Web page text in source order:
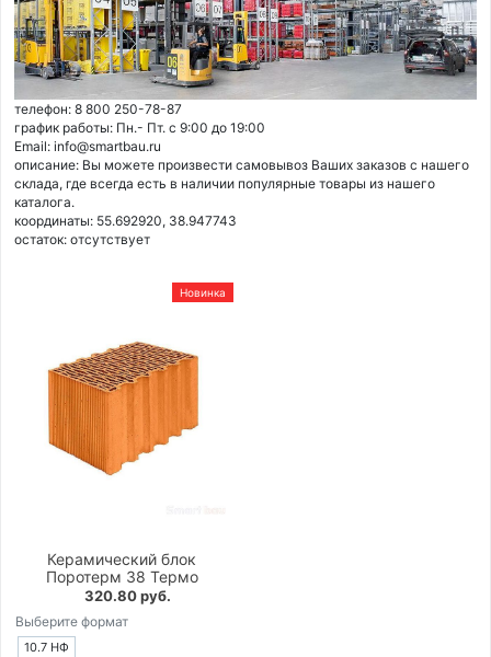
телефон: 8 800 250-78-87
график работы: Пн.- Пт. с 9:00 до 19:00
Email: info@smartbau.ru
описание: Вы можете произвести самовывоз Ваших заказов с нашего
склада, где всегда есть в наличии популярные товары из нашего
каталога.
координаты: 55.692920, 38.947743
остаток: отсутствует
Новинка
Керамический блок
Поротерм 38 Термо
320.80 руб.
Выберите формат
10.7 НФ